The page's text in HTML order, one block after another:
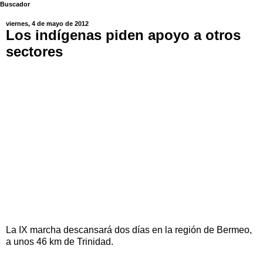
Buscador
viernes, 4 de mayo de 2012
Los indígenas piden apoyo a otros
sectores
La IX marcha descansará dos días en la región de Bermeo,
a unos 46 km de Trinidad.